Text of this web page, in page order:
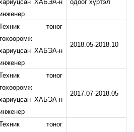
ХАБЭА-н
одоог хүртэл
тоног
ХАБЭА-н
2018.05-2018.10
тоног
ХАБЭА-н
2017.07-2018.05
тоног